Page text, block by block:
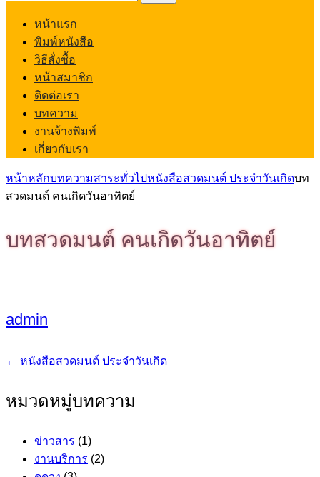
หน้าแรก
พิมพ์หนังสือ
วิธีสั่งซื้อ
หน้าสมาชิก
ติดต่อเรา
บทความ
งานจ้างพิมพ์
เกี่ยวกับเรา
หน้าหลักบทความสาระทั่วไปหนังสือสวดมนต์ ประจำวันเกิดบท
สวดมนต์ คนเกิดวันอาทิตย์
บทสวดมนต์ คนเกิดวันอาทิตย์
admin
แนะแนว
เรื่อง
← หนังสือสวดมนต์ ประจำวันเกิด
หมวดหมู่บทความ
ข่าวสาร (1)
งานบริการ (2)